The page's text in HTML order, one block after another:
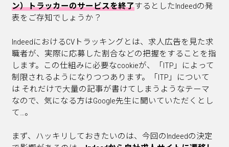
ン）トラッカーのサービスを終了するとしたIndeedの発
表をご存知でしょうか？
IndeedにおけるCVトラッキングとは、求人広告を見た求
職者が、実際に応募した割合などの把握をすることを指
します。この仕組みに必要なcookieが、「ITP」によって
制限されるようになりつつあります。「ITP」について
は それだけで大量の記事が書けてしまうようなテーマ
なので、気になる方はGoogle先生に聞いていただくとし
て…。
まず、ハッキリしておきたいのは、今回のIndeedの決定